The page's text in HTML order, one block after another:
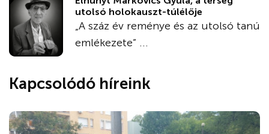
utolsó holokauszt-túlélője
„A száz év reménye és az utolsó tanú
emlékezete” ...
Kapcsolódó híreink